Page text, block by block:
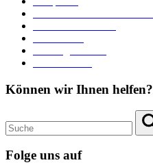
Können wir Ihnen helfen?
Folge uns auf